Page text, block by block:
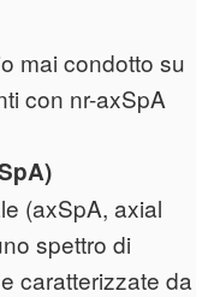
mai condotto su
con nr-axSpA
(axSpA, axial
spettro di
caratterizzate da